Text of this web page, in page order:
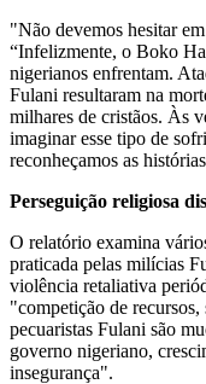
"Não devemos hesitar
“Infelizmente, o Boko
nigerianos enfrentam.
Fulani resultaram na
milhares de cristãos. Às
imaginar esse tipo de
reconheçamos as
Perseguição religiosa
O relatório examina
praticada pelas milícias
violência retaliativa
"competição de
pecuaristas Fulani são
governo nigeriano,
insegurança".